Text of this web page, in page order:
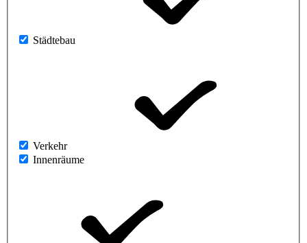
Städtebau
Verkehr
Innenräume